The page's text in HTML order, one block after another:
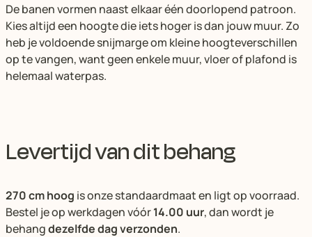
De banen vormen naast elkaar één doorlopend patroon.
Kies altijd een hoogte die iets hoger is dan jouw muur. Zo
heb je voldoende snijmarge om kleine hoogteverschillen
op te vangen, want geen enkele muur, vloer of plafond is
helemaal waterpas.
Levertijd van dit behang
270 cm hoog is onze standaardmaat en ligt op voorraad.
Bestel je op werkdagen vóór14.00 uur, dan wordt je
behangdezelfde dag verzonden.